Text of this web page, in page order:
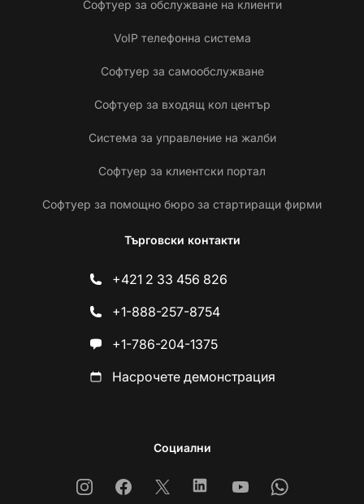
Софтуер за обслужване на клиенти
VoIP телефонна система
Софтуер за самообслужване
Софтуер за входящ кол център
Система за управление на жалби
Софтуер за клиентски портал
Софтуер за помощно бюро за стартиращи фирми
Търговски контакти
+421 2 33 456 826
+1-888-257-8754
+1-786-204-1375
Насрочете демонстрация
Социални
InstagramFacebook
X LinkedinYoutubeWhatsapp